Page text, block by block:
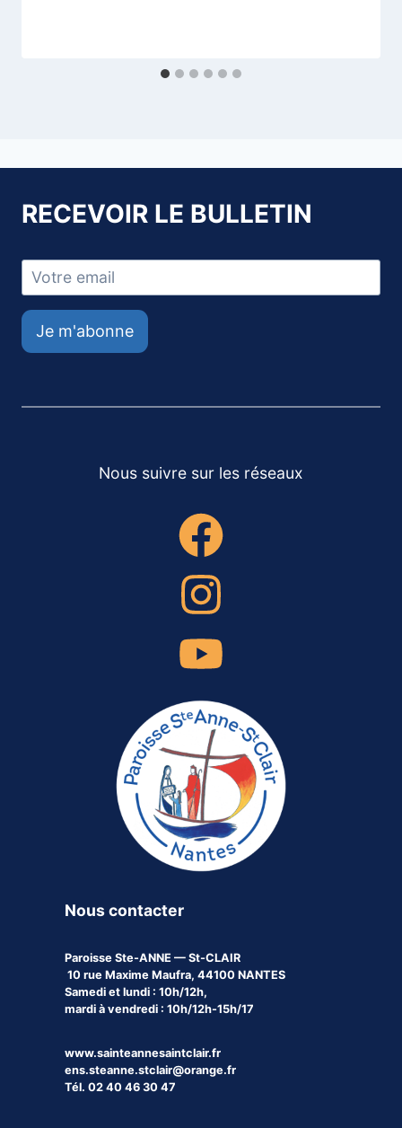
RECEVOIR LE BULLETIN
Je m'abonne
Nous suivre sur les réseaux
Nous contacter
Paroisse Ste-ANNE — St-CLAIR
10 rue Maxime Maufra, 44100 NANTES
Samedi et lundi : 10h/12h,
mardi à vendredi : 10h/12h-15h/17
www.sainteannesaintclair.fr
ens.steanne.stclair@orange.fr
Tél. 02 40 46 30 47